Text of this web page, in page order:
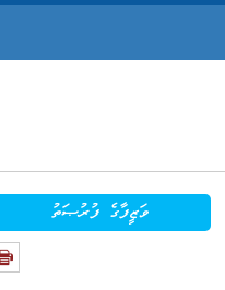
ވަޒީފާގެ ފުރުޞަތު